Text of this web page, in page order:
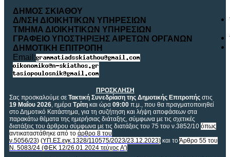
ΔΗΜΟΣ ΣΚΙΑΘΟΥ
Δ/ΝΣΗ ΔΙΟΙΚΗΤΙΚΩΝ ΥΠΗΡΕΣΙΩΝ
ΤΜΗΜΑ ΔΙΟΙΚΗΤΙΚΩΝ ΥΠΗΡΕΣΙΩΝ
ΓΡΑΦΕΙΟ ΥΠΟΣΤΗΡΙΞΗΣ ΑΙΡΕΤΩΝ ΟΡΓΑΝΩΝ
ΔΗΜΟΤΙΚΗ ΕΠΙΤΡΟΠΗ
Email:
ΠΡΟΣΚΛΗΣΗ
Σας προσκαλούμε σε Τακτική Συνεδρίαση της Δημοτικής Επιτροπής στις
19 Μαΐου 2026, ημέρα Τρίτη και ώρα 09:00 π.μ., που θα πραγματοποιηθεί
στο Δημοτικό Κατάστημα, για τη συζήτηση και λήψη αποφάσεων στα
παρακάτω θέματα της ημερήσιας διάταξης, σύμφωνα με τις σχετικές
διατάξεις του άρθρου σύμφωνα με τις διατάξεις του 75 του ν.3852/10 όπως
αντικαταστάθηκε από το άρθρο 8 του
ν.5056/23) (ΥΠ.ΕΣ.εγκ.1328/110575/2023/23.12.2023) και τοΆρθρο 55 του
Ν. 5083/24 (ΦΕΚ 12/26.01.2024 τεύχος Α')